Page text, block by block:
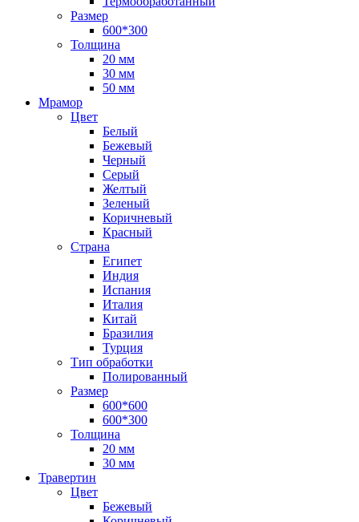
Размер
600*300
Толщина
20 мм
30 мм
50 мм
Мрамор
Цвет
Белый
Бежевый
Черный
Серый
Желтый
Зеленый
Коричневый
Красный
Страна
Египет
Индия
Испания
Италия
Китай
Бразилия
Турция
Тип обработки
Полированный
Размер
600*600
600*300
Толщина
20 мм
30 мм
Травертин
Цвет
Бежевый